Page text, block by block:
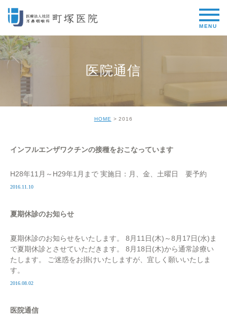
医院通信
HOME 2016
インフルエンザワクチンの接種をおこなっています
H28年11月～H29年1月まで 実施日：月、金、土曜日 要予約
2016.11.10
夏期休診のお知らせ
夏期休診のお知らせをいたします。 8月11日(木)～8月17日(水)ま
で夏期休診とさせていただきます。 8月18日(木)から通常診療い
たします。 ご迷惑をお掛けいたしますが、宜しく願いいたしま
す。
2016.08.02
医院通信